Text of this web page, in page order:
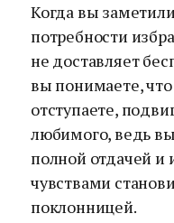
Когда вы
потребности
не доставляет
вы понимаете,
отступаете,
любимого, ведь
полной отдачей
чувствами
поклонницей.